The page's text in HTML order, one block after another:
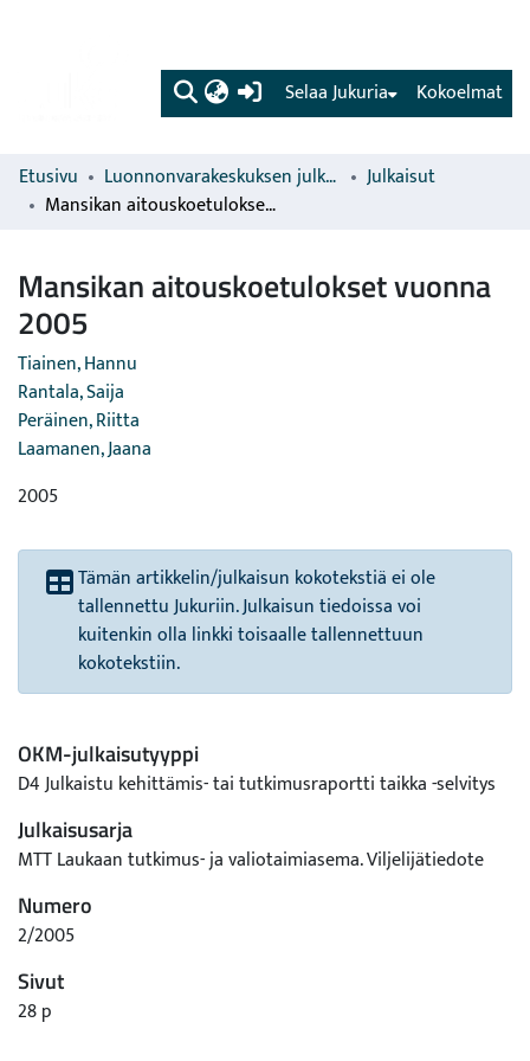
(current) Kokoelmat
Selaa Jukuria
Etusivu Luonnonvarakeskuksen julkaisut
Julkaisut
Mansikan aitouskoetulokset vuonna 2005
Mansikan aitouskoetulokset vuonna
2005
Tiainen, Hannu
Rantala, Saija
Peräinen, Riitta
Laamanen, Jaana
2005
Tämän artikkelin/julkaisun kokotekstiä ei ole
tallennettu Jukuriin. Julkaisun tiedoissa voi
kuitenkin olla linkki toisaalle tallennettuun
kokotekstiin.
OKM-julkaisutyyppi
D4 Julkaistu kehittämis- tai tutkimusraportti taikka -selvitys
Julkaisusarja
MTT Laukaan tutkimus- ja valiotaimiasema. Viljelijätiedote
Numero
2/2005
Sivut
28 p